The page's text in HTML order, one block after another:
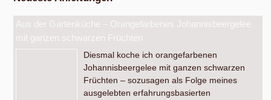
Aus der Gartenküche – Orangefarbenes Johannisbeergelee
mit ganzen schwarzen Früchten
Diesmal koche ich orangefarbenen
Johannisbeergelee mit ganzen schwarzen
Früchten – sozusagen als Folge meines
ausgelebten erfahrungsbasierten